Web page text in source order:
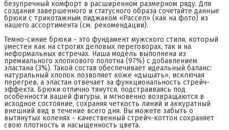
безупречный комфорт в расширенном размерном ряду. Для
создания завершенного и статусного образа сочетайте данные
брюки с трикотажным пиджаком «Рассел» (как на фото) из
нашего ассортимента (см. рекомендации).
Темно-синие брюки - это фундамент мужского стиля, который
уместен как на строгих деловых переговорах, так и на
неформальных встречах. Наша модель выполнена из
премиального хлопкового полотна (97%) с добавлением
эластана (3%). Такой состав обеспечивает идеальный баланс:
натуральный хлопок позволяет коже «дышать», исключая
перегрев, а эластан отвечает за функциональность стрейч-
эффекта. Брюки отлично тянутся, подстраиваясь под
особенности вашей фигуры, и мгновенно возвращаются в
исходное состояние, сохраняя четкость линий и аккуратный
внешний вид в течение всего дня. Вы можете забыть о
вытянутых коленях - качественный стрейч-коттон сохраняет
свою плотность и насыщенность цвета.